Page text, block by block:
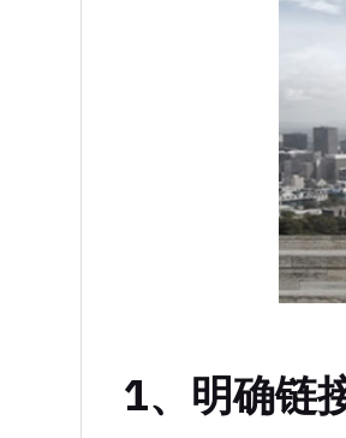
1、明确链